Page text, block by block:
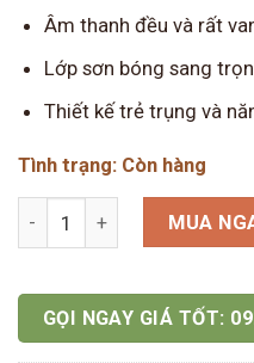
Âm thanh đều và rất
Lớp sơn bóng sang
Thiết kế trẻ trụng và
Tình trạng: Còn hàng
Đàn Guitar Acoustic Vines
MUA
GỌI NGAY GIÁ TỐT: